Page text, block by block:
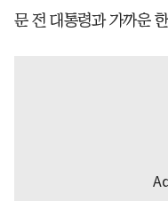
문 전 대통령과 가까운